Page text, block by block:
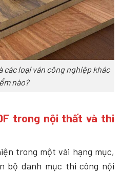
các loại ván công nghiệp khác
nào?
trong nội thất và thi
trong một vài hạng mục,
bộ danh mục thi công nội